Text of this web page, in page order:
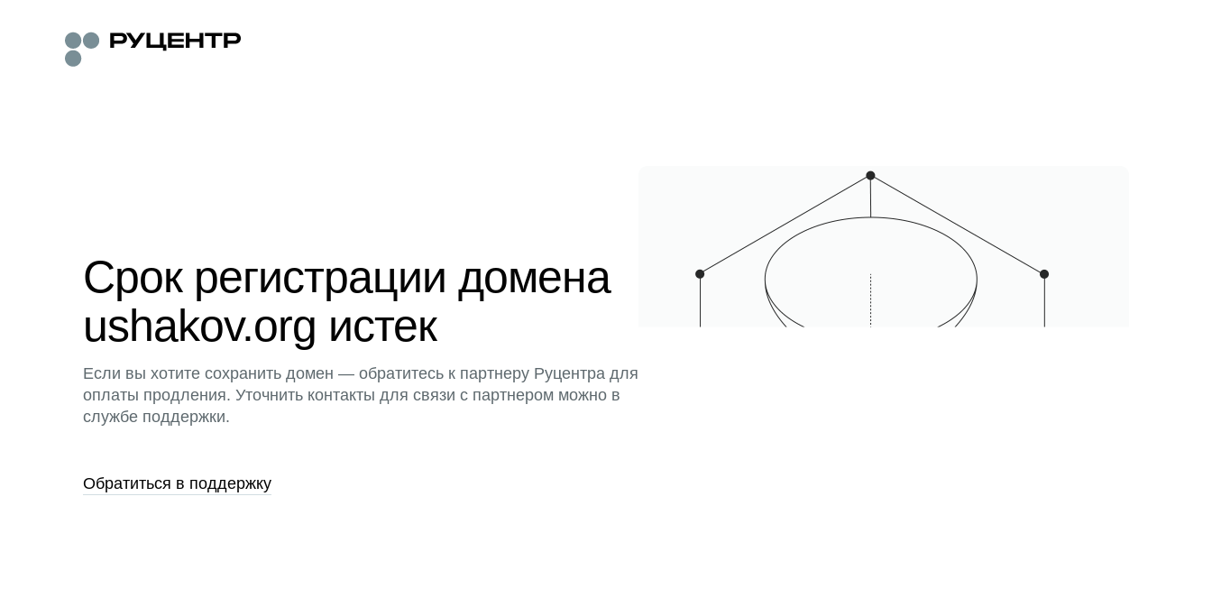
Срок регистрации домена
ushakov.org истек
Если вы хотите сохранить домен — обратитесь к партнеру Руцентра для
оплаты продления. Уточнить контакты для связи с партнером можно в
службе поддержки.
Обратиться в поддержку